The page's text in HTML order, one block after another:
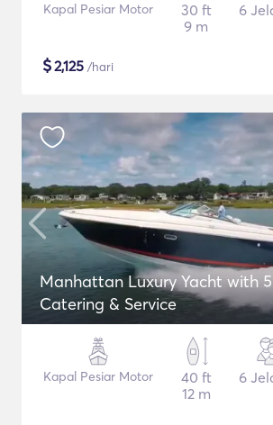
Kapal Pesiar Motor
30 ft
9 m
6
$2,125 /hari
Manhattan Luxury Yacht with
Catering & Service
Kapal Pesiar Motor
40 ft
12 m
6